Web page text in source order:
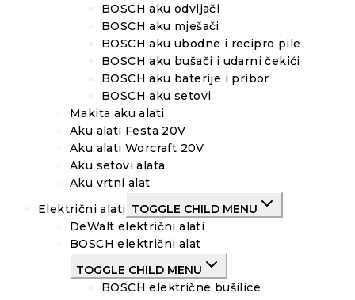
BOSCH aku odvijači
BOSCH aku mješači
BOSCH aku ubodne i recipro pile
BOSCH aku bušači i udarni čekići
BOSCH aku baterije i pribor
BOSCH aku setovi
Makita aku alati
Aku alati Festa 20V
Aku alati Worcraft 20V
Aku setovi alata
Aku vrtni alat
Električni alati TOGGLE CHILD MENU
DeWalt električni alati
BOSCH električni alat
TOGGLE CHILD MENU
BOSCH električne bušilice